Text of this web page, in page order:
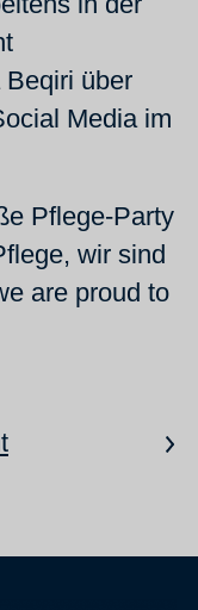
über
Media im
Pflege-Party
wir sind
are proud to
Artikel